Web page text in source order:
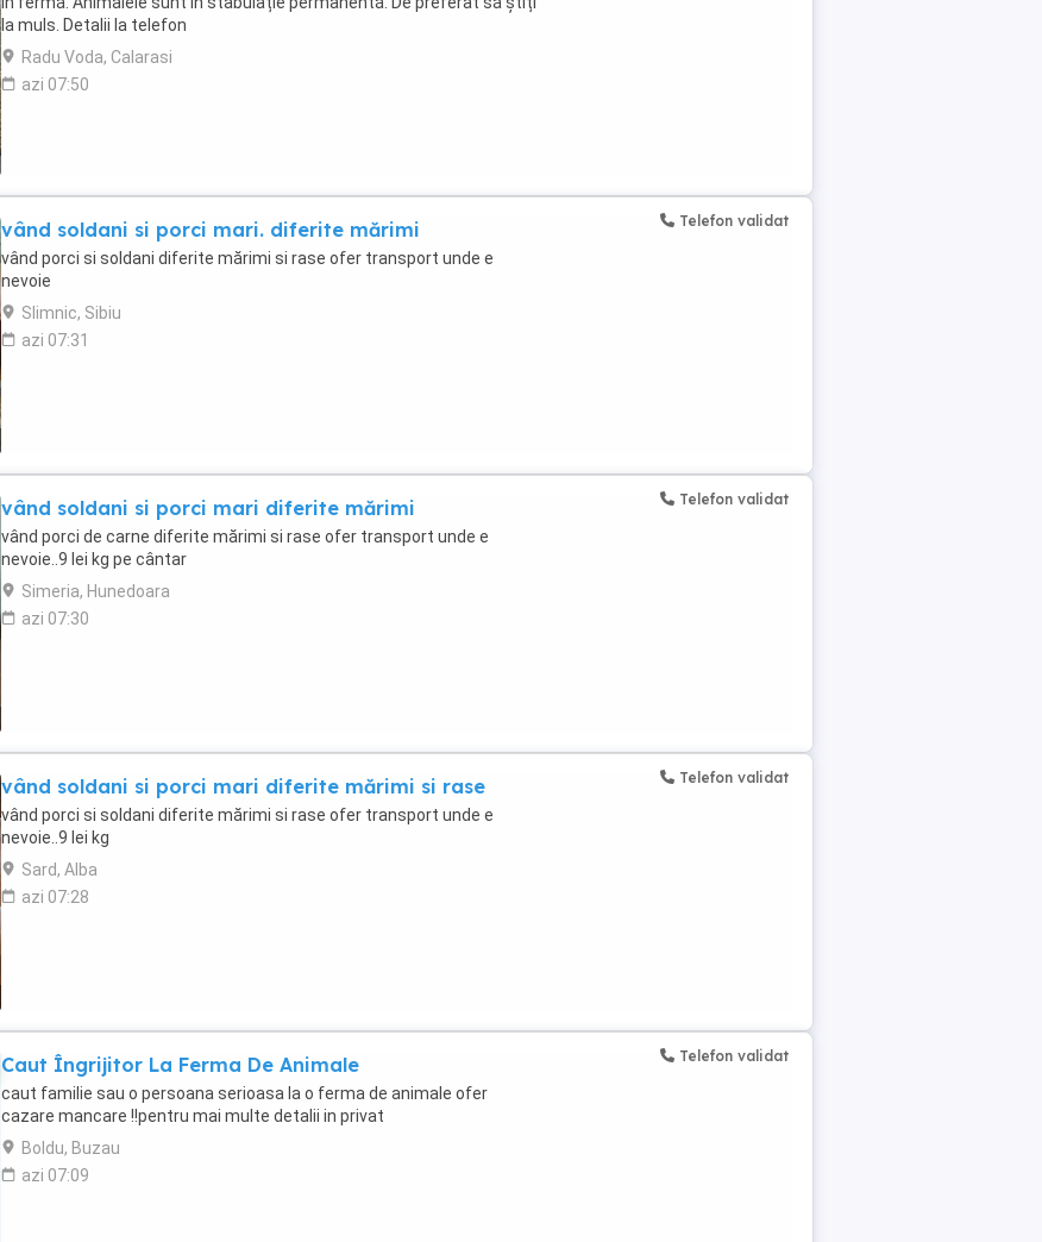
la muls. Detalii la telefon
Radu Voda, Calarasi
azi 07:50
vând soldani si porci mari. diferite mărimi
vând porci si soldani diferite mărimi si rase ofer transport unde e
nevoie
Slimnic, Sibiu
azi 07:31
Telefon validat
vând soldani si porci mari diferite mărimi
vând porci de carne diferite mărimi si rase ofer transport unde e
nevoie..9 lei kg pe cântar
Simeria, Hunedoara
azi 07:30
Telefon validat
vând soldani si porci mari diferite mărimi si rase
vând porci si soldani diferite mărimi si rase ofer transport unde e
nevoie..9 lei kg
Sard, Alba
azi 07:28
Telefon validat
Caut Îngrijitor La Ferma De Animale
caut familie sau o persoana serioasa la o ferma de animale ofer
cazare mancare !!pentru mai multe detalii in privat
Boldu, Buzau
azi 07:09
Telefon validat